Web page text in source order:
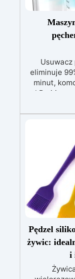
Usuwacz
eliminuje
minut,
Pędzel
żywic:
i